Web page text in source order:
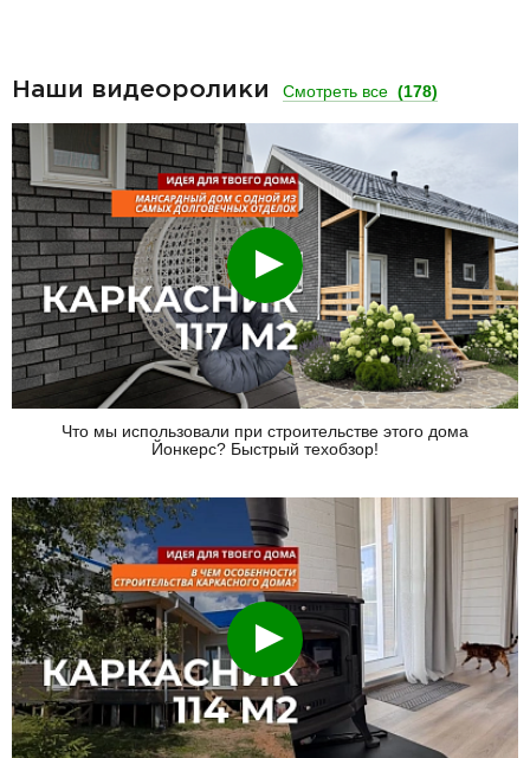
Наши видеоролики Смотреть все (178)
Смотреть
Что мы использовали при строительстве этого дома
Йонкерс? Быстрый техобзор!
Смотреть